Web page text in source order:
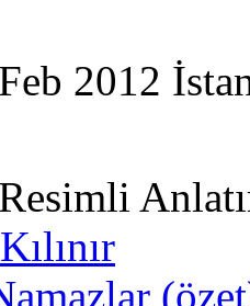
Feb 2012